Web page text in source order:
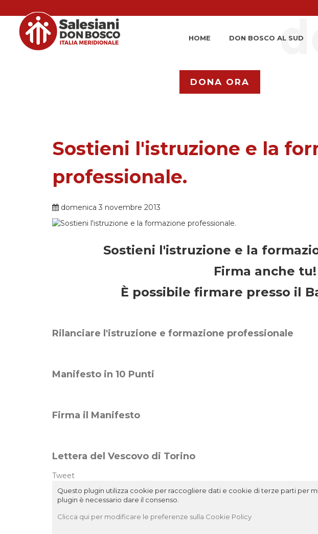
HOME DON BOSCO AL SUD
DONA ORA
Sostieni l'istruzione e la
professionale.
domenica 3 novembre 2013
Sostieni l'istruzione e la
Firma anche tu!
È possibile firmare presso il
Rilanciare l'istruzione e formazione professionale
Manifesto in 10 Punti
Firma il Manifesto
Lettera del Vescovo di Torino
Tweet
Questo plugin utilizza cookie per raccogliere dati e cookie di terze parti per
plugin è necessario dare il consenso.
Clicca qui per modificare le preferenze sulla Cookie Policy